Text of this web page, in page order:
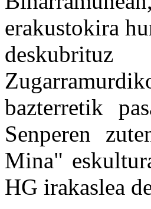
erakustokira
bazterretik
Senperen
Mina"
HG irakaslea